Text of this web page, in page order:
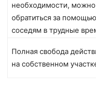
необходимости, можно
обратиться за
соседям в трудные
Полная свобода
на собственном